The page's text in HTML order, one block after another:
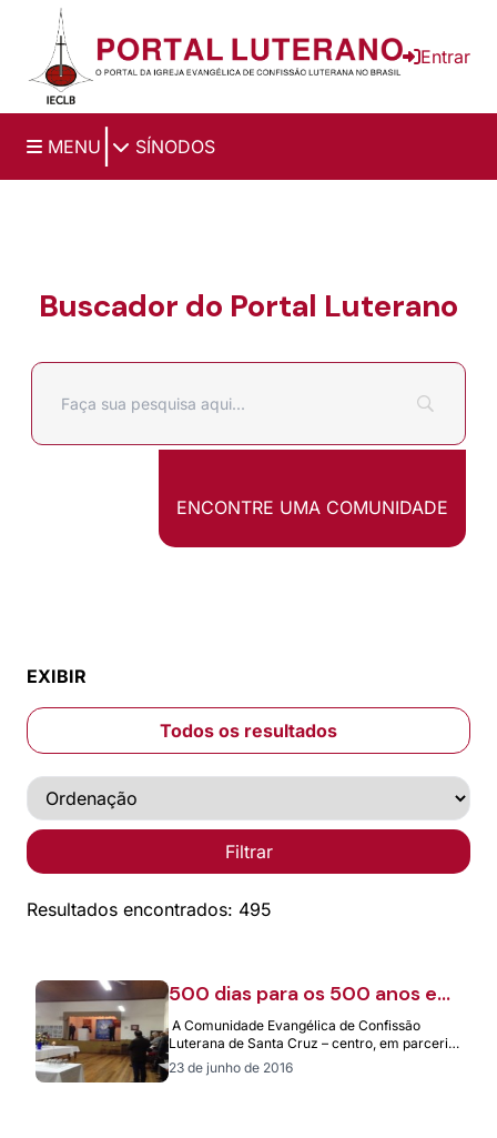
Ir para o conteúdo principal
Entrar
MENU SÍNODOS
Buscador do Portal Luterano
ENCONTRE UMA COMUNIDADE
EXIBIR
Todos os resultados
Filtrar
Resultados encontrados: 495
500 dias para os 500 anos em
Santa Cruz do Sul/RS
A Comunidade Evangélica de Confissão
Luterana de Santa Cruz – centro, em parceria
com as demais comunidades de Santa Cruz…
23 de junho de 2016